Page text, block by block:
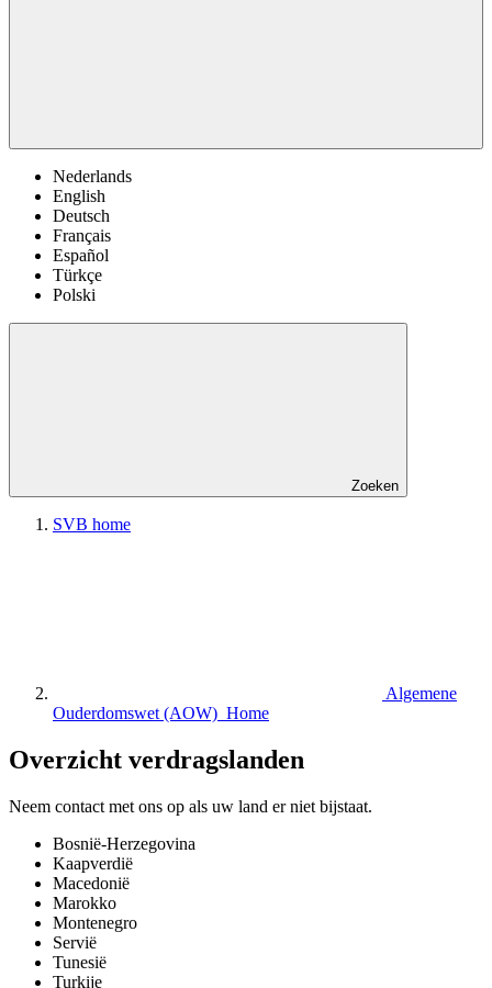
Nederlands
English
Deutsch
Français
Español
Türkçe
Polski
Zoeken
SVB home
Algemene
Ouderdomswet (AOW) Home
Overzicht verdragslanden
Neem contact met ons op als uw land er niet bijstaat.
Bosnië-Herzegovina
Kaapverdië
Macedonië
Marokko
Montenegro
Servië
Tunesië
Turkije